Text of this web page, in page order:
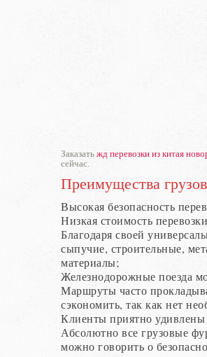
Заказать жд перевозки из китая
сейчас.
Преимущества
Высокая безопасность
Низкая стоимость
Благодаря своей
сыпучие, строительные,
материалы;
Железнодорожные поезда
Маршруты часто
сэкономить, так как нет
Клиенты приятно
Абсолютно все грузовые
можно говорить о